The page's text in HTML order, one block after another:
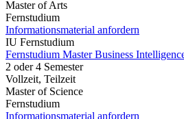
Master of Arts
Fernstudium
Informationsmaterial anfordern
IU Fernstudium
Fernstudium Master Business
2 oder 4 Semester
Vollzeit, Teilzeit
Master of Science
Fernstudium
Informationsmaterial anfordern